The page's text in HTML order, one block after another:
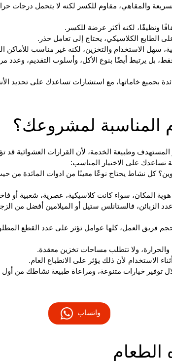
والمقاهي، مقاوم للكسر لكنه لا يتحمل درجات
ونظيفًا، لكنه أكثر عرضة للكسر.
الطابع الكلاسيكي، يحتاج إلى تعامل حذر.
سهل الاستخدام والتخزين، لكنه غير مناسب للأماكن
بل يرتبط أيضًا بنوع الأكل، وأسلوب التقديم، وعدد
بجميع خاماتها، مع استشارات تساعدك على تحديد
المناسبة لمشروعك؟
وطبيعة الخدمة، لأن القرارات العشوائية قد
تساعدك على الاختيار المناسب:
كل نشاط يحتاج نوعًا معينًا من ادوات المائدة من
المكان، سواء كانت كلاسيكية، عصرية، شعبية أو
الزبائن، فالستانلس ستيل أو الميلامين أفضل من
فريق العمل، كلها عوامل تؤثر على عدد القطع
ولا تتطلب مساحات تخزين معقدة.
الاستخدام لأن ذلك يؤثر على الانطباع العام.
توفير خيارات متنوعة، ومراعاة طبيعة نشاطك من
واتساب
الطعام